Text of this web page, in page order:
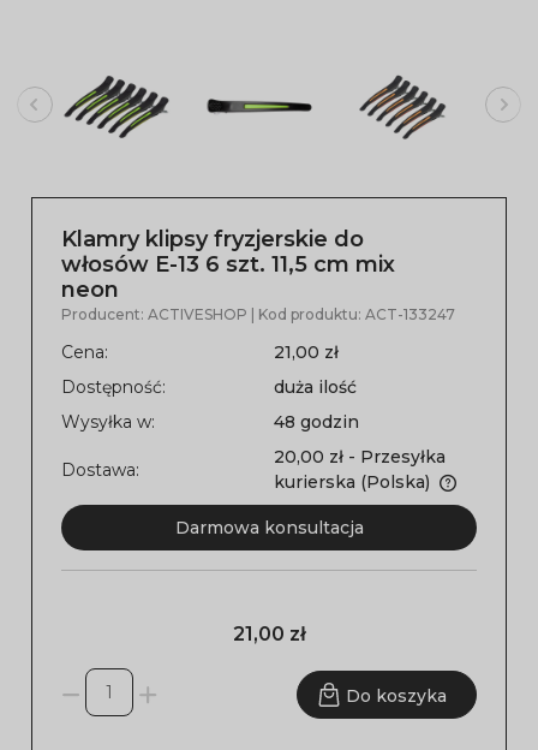
Klamry klipsy fryzjerskie do
włosów E-13 6 szt. 11,5 cm mix
neon
Producent: ACTIVESHOP | Kod produktu: ACT-133247
Cena:
21,00 zł
Dostępność:
duża ilość
Wysyłka w:
48 godzin
Dostawa:
20,00 zł - Przesyłka
kurierska (Polska)
Darmowa konsultacja
21,00 zł
Do koszyka